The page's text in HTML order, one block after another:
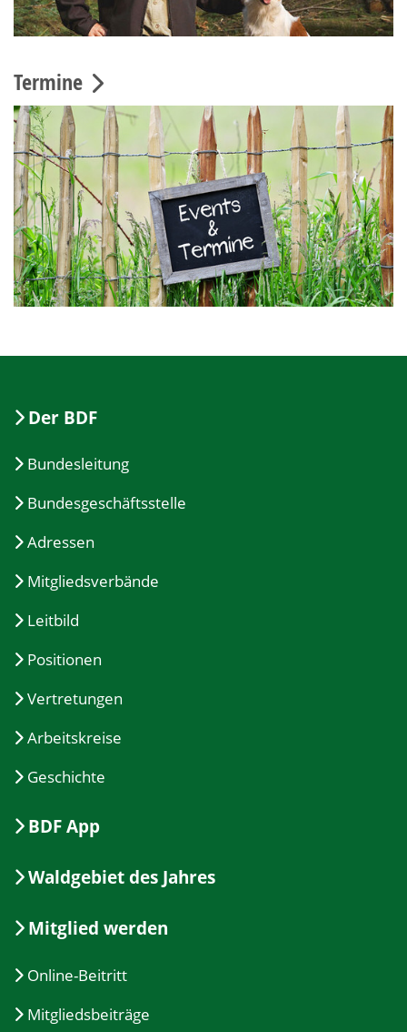
Termine
Der BDF
Bundesleitung
Bundesgeschäftsstelle
Adressen
Mitgliedsverbände
Leitbild
Positionen
Vertretungen
Arbeitskreise
Geschichte
BDF App
Waldgebiet des Jahres
Mitglied werden
Online-Beitritt
Mitgliedsbeiträge